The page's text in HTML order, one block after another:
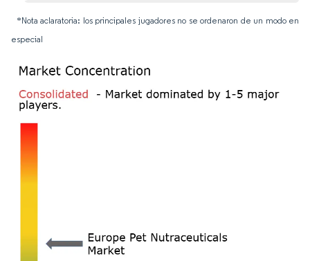
*Nota aclaratoria: los principales jugadores no se ordenaron de un modo en
especial